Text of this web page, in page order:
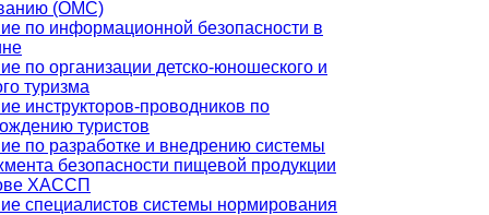
(ОМС)
по информационной безопасности в
по организации детско-юношеского и
туризма
инструкторов-проводников по
туристов
по разработке и внедрению системы
безопасности пищевой продукции
ХАССП
специалистов системы нормирования